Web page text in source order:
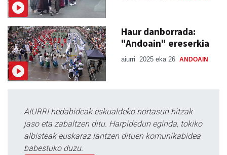
Haur danborrada:
"Andoain" ereserkia
aiurri 2025 eka 26 ANDOAIN
AIURRI hedabideak eskualdeko nortasun hitzak
jaso eta zabaltzen ditu. Harpidedun eginda, tokiko
albisteak euskaraz lantzen dituen komunikabidea
babestuko duzu.